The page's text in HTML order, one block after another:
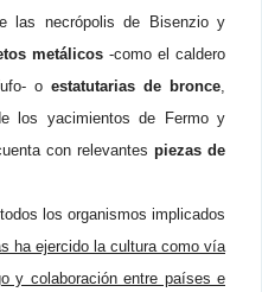
las necrópolis de Bisenzio y
metálicos-como el caldero
o estatutarias de bronce,
los yacimientos de Fermo y
con relevantes piezas de
los organismos implicados
ha ejercido la cultura como vía
y colaboración entre países e